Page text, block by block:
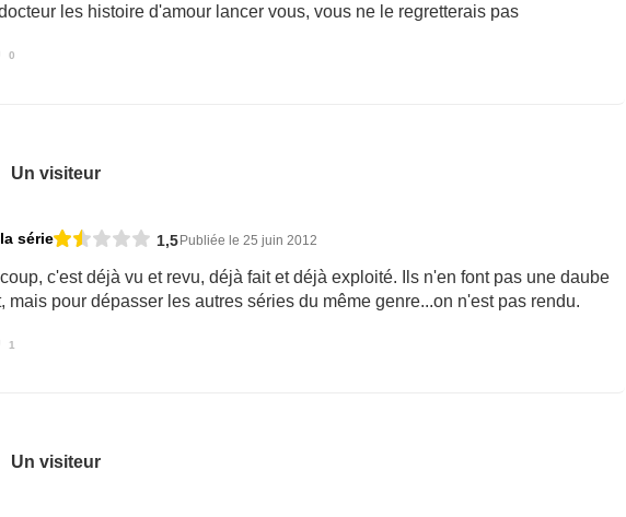
les histoire d'amour lancer vous, vous ne le regretterais pas
0
Un visiteur
série 1,5 Publiée le 25 juin 2012
c'est déjà vu et revu, déjà fait et déjà exploité. Ils n'en font pas une daube
mais pour dépasser les autres séries du même genre...on n'est pas rendu.
1
Un visiteur